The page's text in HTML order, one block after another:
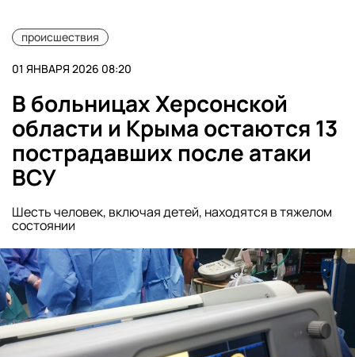
происшествия
01 ЯНВАРЯ 2026 08:20
В больницах Херсонской
области и Крыма остаются 13
пострадавших после атаки
ВСУ
Шесть человек, включая детей, находятся в тяжелом
состоянии